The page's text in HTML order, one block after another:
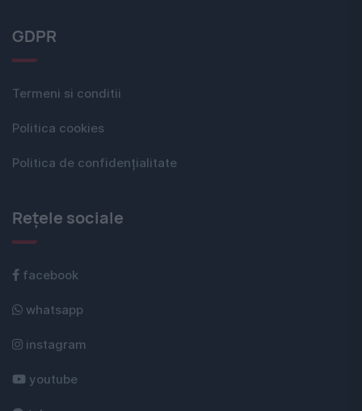
GDPR
Termeni si conditii
Politica cookies
Politica de confidențialitate
Rețele sociale
facebook
whatsapp
instagram
youtube